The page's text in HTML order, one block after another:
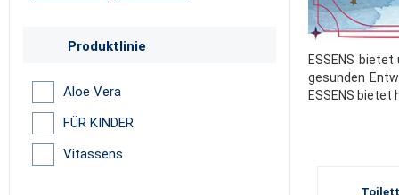
Produktlinie
Aloe Vera
FÜR KINDER
Vitassens
ESSENS
gesunden
ESSENS bietet